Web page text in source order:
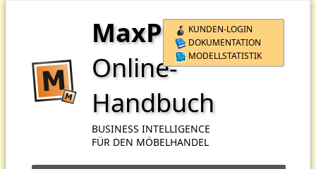
KUNDEN-LOGIN
DOKUMENTATION
MODELLSTATISTIK
MaxPro
Online-
Handbuch
BUSINESS INTELLIGENCE
FÜR DEN MÖBELHANDEL